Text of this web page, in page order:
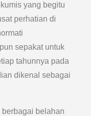
yang begitu
perhatian di
sepakat untuk
tahunnya pada
dikenal sebagai
belahan